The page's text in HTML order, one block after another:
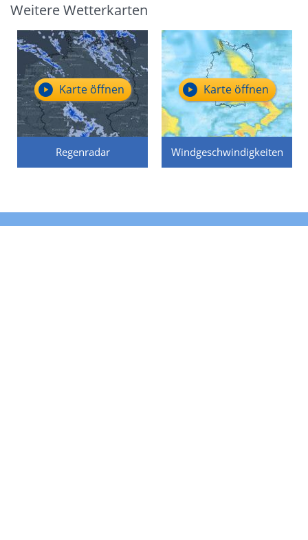
Weitere Wetterkarten
Regenradar
Karte öffnen
Windgeschwindigkeiten
Karte öffnen